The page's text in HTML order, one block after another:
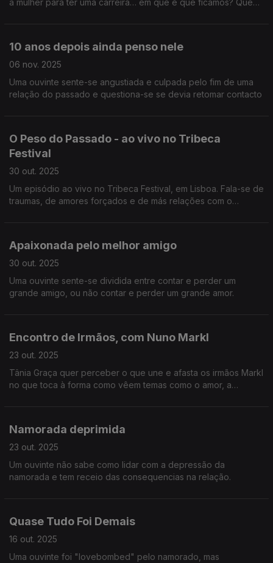
a mulher para ter uma carreira… em que é que ficamos? Quem
10 anos depois ainda penso nele
06 nov. 2025
Uma ouvinte sente-se angustiada e culpada pelo fim de uma
relação do passado e questiona-se se devia retomar contacto
O Peso do Passado - ao vivo no Tribeca
Festival
30 out. 2025
Um episódio ao vivo no Tribeca Festival, em Lisboa. Fala-se de
traumas, de amores forçados e de más relações com o
Apaixonada pelo melhor amigo
30 out. 2025
Uma ouvinte sente-se dividida entre contar e perder um
grande amigo, ou não contar e perder um grande amor.
Encontro de Irmãos, com Nuno Markl
23 out. 2025
Tânia Graça quer perceber o que une e afasta os irmãos Markl
no que toca à forma como vêem temas como o amor, a
Namorada deprimida
23 out. 2025
Um ouvinte não sabe como lidar com a depressão da
namorada e tem receio das consequencias na relação.
Quase Tudo Foi Demais
16 out. 2025
Uma ouvinte foi "lovebombed" pelo namorado, mas